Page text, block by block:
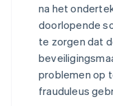
na het
doorlopende
te zorgen dat
problemen op
frauduleus